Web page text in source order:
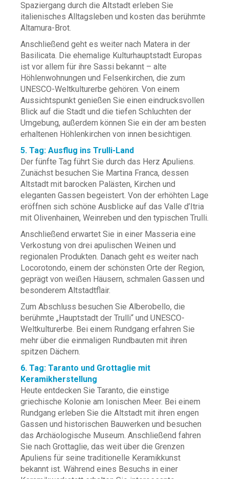
Spaziergang durch die Altstadt erleben Sie
italienisches Alltagsleben und kosten das berühmte
Altamura-Brot.
Anschließend geht es weiter nach Matera in der
Basilicata. Die ehemalige Kulturhauptstadt Europas
ist vor allem für ihre Sassi bekannt – alte
Höhlenwohnungen und Felsenkirchen, die zum
UNESCO-Weltkulturerbe gehören. Von einem
Aussichtspunkt genießen Sie einen eindrucksvollen
Blick auf die Stadt und die tiefen Schluchten der
Umgebung, außerdem können Sie ein der am besten
erhaltenen Höhlenkirchen von innen besichtigen.
5. Tag: Ausflug ins Trulli-Land
Der fünfte Tag führt Sie durch das Herz Apuliens.
Zunächst besuchen Sie Martina Franca, dessen
Altstadt mit barocken Palästen, Kirchen und
eleganten Gassen begeistert. Von der erhöhten Lage
eröffnen sich schöne Ausblicke auf das Valle d’Itria
mit Olivenhainen, Weinreben und den typischen Trulli.
Anschließend erwartet Sie in einer Masseria eine
Verkostung von drei apulischen Weinen und
regionalen Produkten. Danach geht es weiter nach
Locorotondo, einem der schönsten Orte der Region,
geprägt von weißen Häusern, schmalen Gassen und
besonderem Altstadtflair.
Zum Abschluss besuchen Sie Alberobello, die
berühmte „Hauptstadt der Trulli“ und UNESCO-
Weltkulturerbe. Bei einem Rundgang erfahren Sie
mehr über die einmaligen Rundbauten mit ihren
spitzen Dächern.
6. Tag: Taranto und Grottaglie mit
Keramikherstellung
Heute entdecken Sie Taranto, die einstige
griechische Kolonie am Ionischen Meer. Bei einem
Rundgang erleben Sie die Altstadt mit ihren engen
Gassen und historischen Bauwerken und besuchen
das Archäologische Museum. Anschließend fahren
Sie nach Grottaglie, das weit über die Grenzen
Apuliens für seine traditionelle Keramikkunst
bekannt ist. Während eines Besuchs in einer